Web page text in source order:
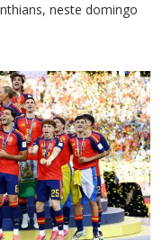
neste domingo